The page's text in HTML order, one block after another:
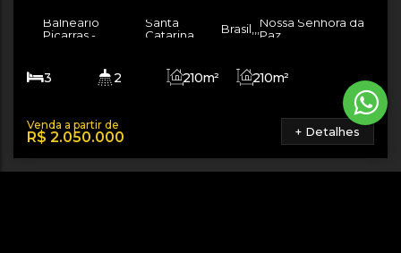
R$ 2.050.000
Nossa Senhora da
Paz
,
Balneário
Piçarras
,
Santa
Catarina
,
Brasil
3 2 210m² 210m²
+ Detalhes